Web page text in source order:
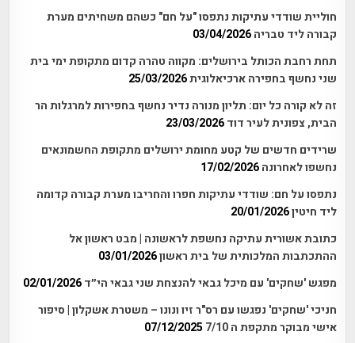
חוליית שודדי עתיקות נתפסו "על חם" כשהם משחיתים מערת
קבורה ליד טבריה 03/04/2026
תחת רחבת הכותל בירושלים: מקווה טהרה קדום מתקופת ימי בית
שני נחשף בחפירה ארכיאלוגית25/03/2026
זה לא קורה כל יום: תליון מנורה נדיר נחשף בחפירות למרגלות הר
הבית, צפונית לעיר דוד 23/03/2026
שרידים חדשים של קטע מחומת ירושלים מתקופת החשמונאים
נחשפו לאחרונה 17/02/2026
נתפסו על חם: שודדי עתיקות חפרו והחריבו מערת קבורה קדומה
ליד חיטין20/01/2026
כתובת אשורית עתיקה נחשפת לראשונה | מבט ראשון אל
ההתכתבות המלכותית של בית ראשון03/01/2026
מפגש 'שחקים' עם מיכל גבאי להנצחת שני גבאי הי״ד 02/01/2026
חניכי 'שחקים' נפגשו עם רס"ר זיו ונונו – משטרת אשקלון | סיפור
אישי מבוקר מתקפת ה 7/10
07/12/2025